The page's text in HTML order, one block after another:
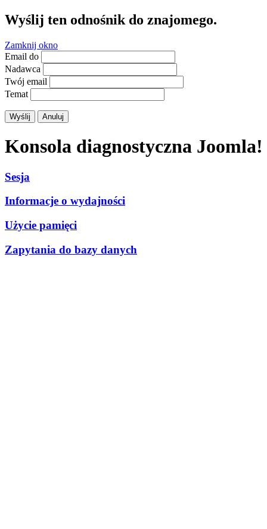
Wyślij ten odnośnik do znajomego.
Zamknij okno
Email do
Nadawca
Twój email
Temat
Wyślij Anuluj
Konsola diagnostyczna Joomla!
Sesja
Informacje o wydajności
Użycie pamięci
Zapytania do bazy danych